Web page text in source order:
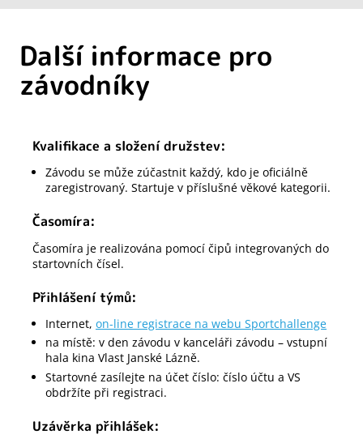
Další informace pro
závodníky
Kvalifikace a složení družstev:
Závodu se může zúčastnit každý, kdo je oficiálně
zaregistrovaný. Startuje v příslušné věkové kategorii.
Časomíra:
Časomíra je realizována pomocí čipů integrovaných do
startovních čísel.
Přihlášení týmů:
Internet, on-line registrace na webu Sportchallenge
na místě: v den závodu v kanceláři závodu – vstupní
hala kina Vlast Janské Lázně.
Startovné zasílejte na účet číslo: číslo účtu a VS
obdržíte při registraci.
Uzávěrka přihlášek: